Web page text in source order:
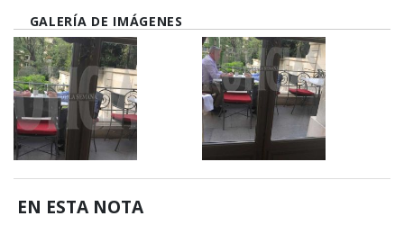
GALERÍA DE IMÁGENES
EN ESTA NOTA